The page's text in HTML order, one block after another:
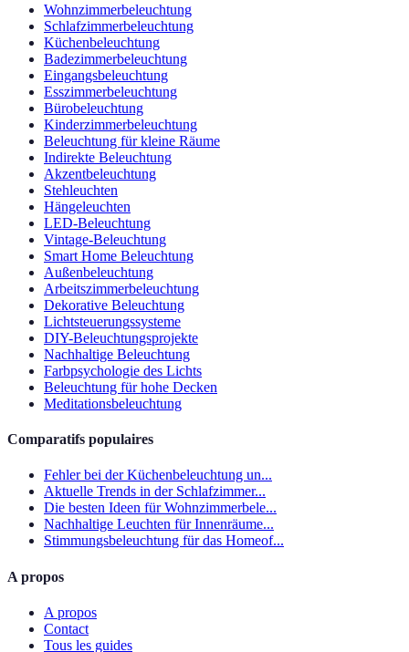
Wohnzimmerbeleuchtung
Schlafzimmerbeleuchtung
Küchenbeleuchtung
Badezimmerbeleuchtung
Eingangsbeleuchtung
Esszimmerbeleuchtung
Bürobeleuchtung
Kinderzimmerbeleuchtung
Beleuchtung für kleine Räume
Indirekte Beleuchtung
Akzentbeleuchtung
Stehleuchten
Hängeleuchten
LED-Beleuchtung
Vintage-Beleuchtung
Smart Home Beleuchtung
Außenbeleuchtung
Arbeitszimmerbeleuchtung
Dekorative Beleuchtung
Lichtsteuerungssysteme
DIY-Beleuchtungsprojekte
Nachhaltige Beleuchtung
Farbpsychologie des Lichts
Beleuchtung für hohe Decken
Meditationsbeleuchtung
Comparatifs populaires
Fehler bei der Küchenbeleuchtung un...
Aktuelle Trends in der Schlafzimmer...
Die besten Ideen für Wohnzimmerbele...
Nachhaltige Leuchten für Innenräume...
Stimmungsbeleuchtung für das Homeof...
A propos
A propos
Contact
Tous les guides